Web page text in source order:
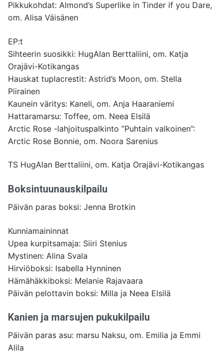
Pikkukohdat: Almond’s Superlike in Tinder if you Dare,
om. Alisa Väisänen
EP:t
Sihteerin suosikki: HugAlan Berttaliini, om. Katja
Orajävi-Kotikangas
Hauskat tuplacrestit: Astrid’s Moon, om. Stella
Piirainen
Kaunein väritys: Kaneli, om. Anja Haaraniemi
Hattaramarsu: Toffee, om. Neea Elsilä
Arctic Rose -lahjoituspalkinto ”Puhtain valkoinen”:
Arctic Rose Bonnie, om. Noora Sarenius
TS HugAlan Berttaliini, om. Katja Orajävi-Kotikangas
Boksintuunauskilpailu
Päivän paras boksi: Jenna Brotkin
Kunniamaininnat
Upea kurpitsamaja: Siiri Stenius
Mystinen: Alina Svala
Hirviöboksi: Isabella Hynninen
Hämähäkkiboksi: Melanie Rajavaara
Päivän pelottavin boksi: Milla ja Neea Elsilä
Kanien ja marsujen pukukilpailu
Päivän paras asu: marsu Naksu, om. Emilia ja Emmi
Alila